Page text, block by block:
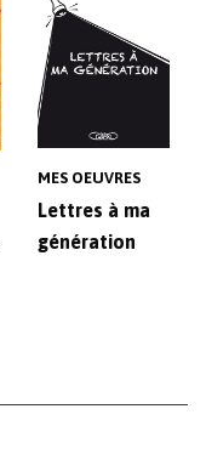
MES OEUVRES
Lettres à ma
génération